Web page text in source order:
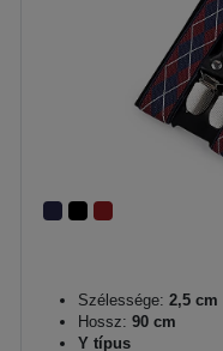
Szélessége: 2,5 cm
Hossz: 90 cm
Y típus